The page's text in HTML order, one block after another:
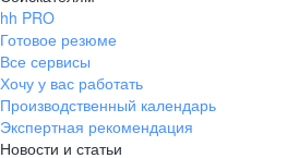
hh PRO
Готовое резюме
Все сервисы
Хочу у вас работать
Производственный календарь
Экспертная рекомендация
Новости и статьи